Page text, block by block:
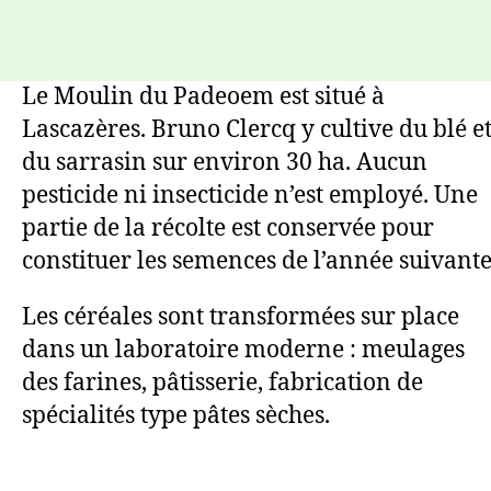
Le Moulin du Padeoem est situé à
Lascazères. Bruno Clercq y cultive du blé et
du sarrasin sur environ 30 ha. Aucun
pesticide ni insecticide n’est employé. Une
partie de la récolte est conservée pour
constituer les semences de l’année
Les céréales sont transformées sur place
dans un laboratoire moderne : meulages
des farines, pâtisserie, fabrication de
spécialités type pâtes sèches.